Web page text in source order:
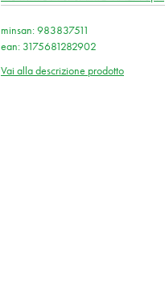
minsan: 983837511
ean: 3175681282902
Vai alla descrizione prodotto